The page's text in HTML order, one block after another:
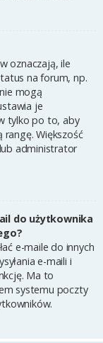
oznaczają, ile
na forum, np.
mogą
je
tylko po to, aby
Większość
administrator
do użytkownika
e-maile do innych
e-maili i
Ma to
systemu poczty